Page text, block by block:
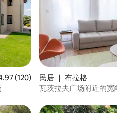
评分 4.97 分（满分 5 分），共
(120)
民居 ｜ 布拉格
瓦茨拉夫广场附近的宽